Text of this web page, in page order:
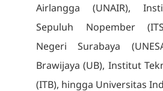
Airlangga (UNAIR),
Sepuluh Nopember
Negeri Surabaya
Brawijaya (UB), Institut
(ITB), hingga Universitas